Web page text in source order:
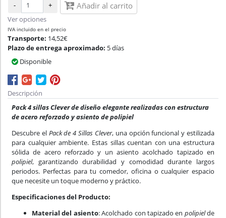
- + Añadir al carrito
Ver opciones
IVA incluido en el precio
Transporte: 14,52€
Plazo de entrega aproximado: 5 días
Disponible
Descripción
Pack 4 sillas Clever de diseño elegante realizadas con estructura
de acero reforzado y asiento de polipiel
Descubre el Pack de 4 Sillas Clever, una opción funcional y estilizada
para cualquier ambiente. Estas sillas cuentan con una estructura
sólida de acero reforzado y un asiento acolchado tapizado en
polipiel, garantizando durabilidad y comodidad durante largos
periodos. Perfectas para tu comedor, oficina o cualquier espacio
que necesite un toque moderno y práctico.
Especificaciones del Producto:
Material del asiento: Acolchado con tapizado en polipielde